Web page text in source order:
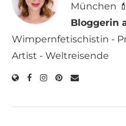
München 💄
Bloggerin
Wimpernfetischistin -
Artist - Weltreisende